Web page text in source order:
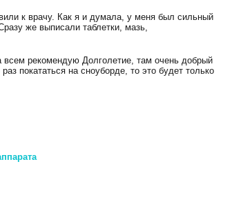
к врачу. Как я и думала, у меня был сильный
же выписали таблетки, мазь,
рекомендую Долголетие, там очень добрый
покататься на сноуборде, то это будет только